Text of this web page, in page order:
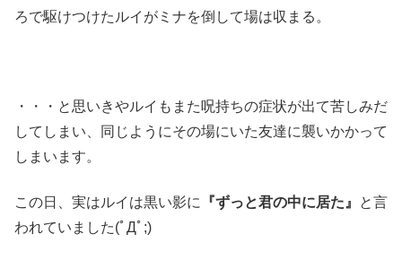
ろで駆けつけたルイがミナを倒して場は収まる。
・・・と思いきやルイもまた呪持ちの症状が出て苦しみだ
してしまい、同じようにその場にいた友達に襲いかかって
しまいます。
この日、実はルイは黒い影に 『ずっと君の中に居た』
と言
われていました(ﾟДﾟ;)